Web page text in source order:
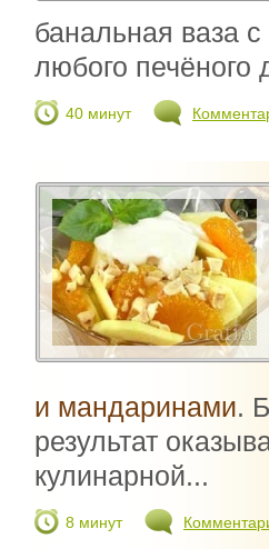
банальная ваза
любого печёного
40 минут
и мандаринами.
результат
кулинарной...
8 минут